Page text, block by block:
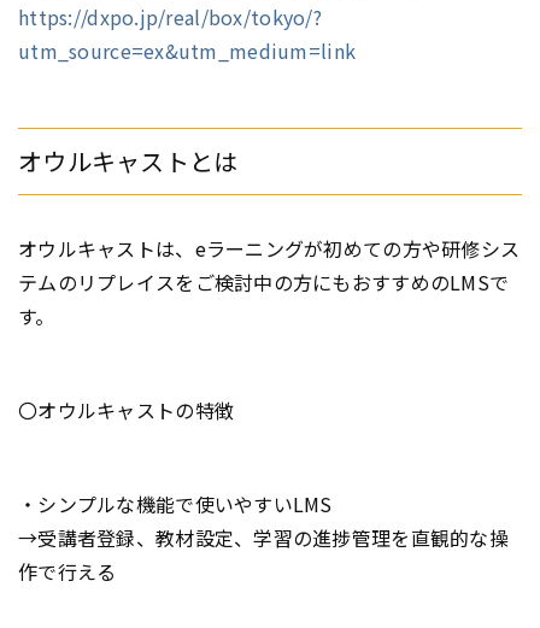
https://dxpo.jp/real/box/tokyo/?
utm_source=ex&utm_medium=link
オウルキャストとは
オウルキャストは、eラーニングが初めての方や研修シス
テムのリプレイスをご検討中の方にもおすすめのLMSで
す。
〇オウルキャストの特徴
・シンプルな機能で使いやすいLMS
→受講者登録、教材設定、学習の進捗管理を直観的な操
作で行える